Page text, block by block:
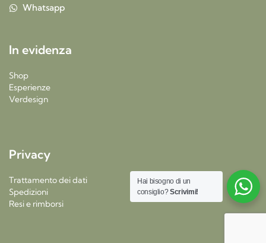
Whatsapp
In evidenza
Shop
Esperienze
Verdesign
Privacy
Trattamento dei dati
Spedizioni
Resi e rimborsi
Hai bisogno di un
consiglio?Scrivimi!